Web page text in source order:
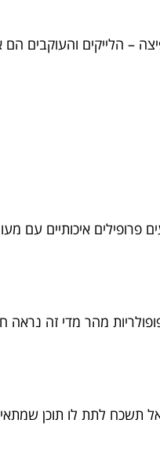
– הלייקים והעוקבים
פרופילים איכותיים עם
מהר מדי זה
תשכח לתת לו תוכן